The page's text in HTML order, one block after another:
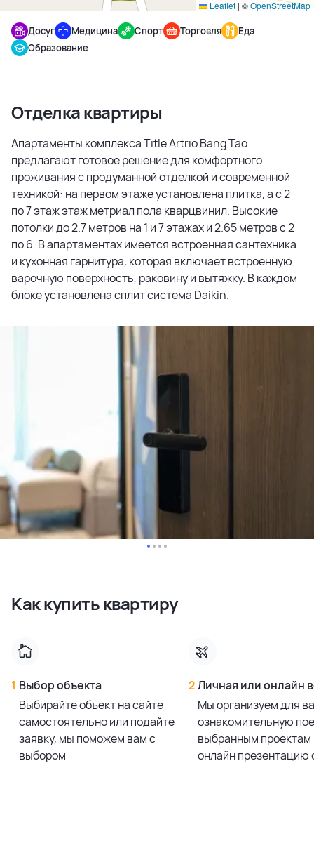
Leaflet | ©OpenStreetMap
Досуг Медицина Спорт Торговля
Еда
Образование
Отделка квартиры
Апартаменты комплекса Title Artrio Bang Tao
предлагают готовое решение для комфортного
проживания с продуманной отделкой и современной
техникой: на первом этаже установлена плитка, а с 2
по 7 этаж этаж метриал пола кварцвинил. Высокие
потолки до 2.7 метров на 1 и 7 этажах и 2.65 метров с 2
по 6. В апартаментах имеется встроенная сантехника
и кухонная гарнитура, которая включает встроенную
варочную поверхность, раковину и вытяжку. В каждом
блоке установлена сплит система Daikin.
Как купить квартиру
1 Выбор объекта
Выбирайте объект на сайте
самостоятельно или подайте
заявку, мы поможем вам с
выбором
2Личная или онлайн
Мы организуем для
ознакомительную
выбранным проектам
онлайн презентацию